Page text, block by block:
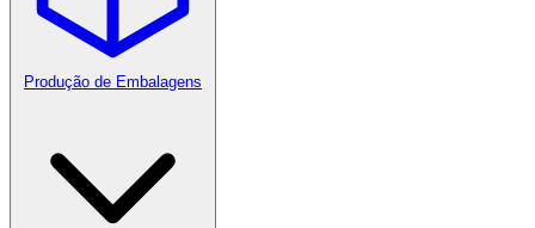
Produção de Embalagens